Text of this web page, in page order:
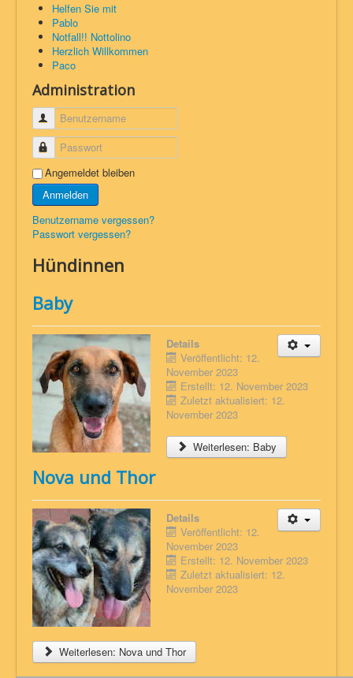
Helfen Sie mit
Pablo
Notfall!! Nottolino
Herzlich Willkommen
Paco
Administration
Benutzername
Passwort
Angemeldet bleiben
Anmelden
Benutzername vergessen?
Passwort vergessen?
Hündinnen
Baby
Details
Veröffentlicht: 12.
November 2023
Erstellt: 12. November 2023
Zuletzt aktualisiert: 12.
November 2023
Weiterlesen: Baby
Nova und Thor
Details
Veröffentlicht: 12.
November 2023
Erstellt: 12. November 2023
Zuletzt aktualisiert: 12.
November 2023
Weiterlesen: Nova und Thor